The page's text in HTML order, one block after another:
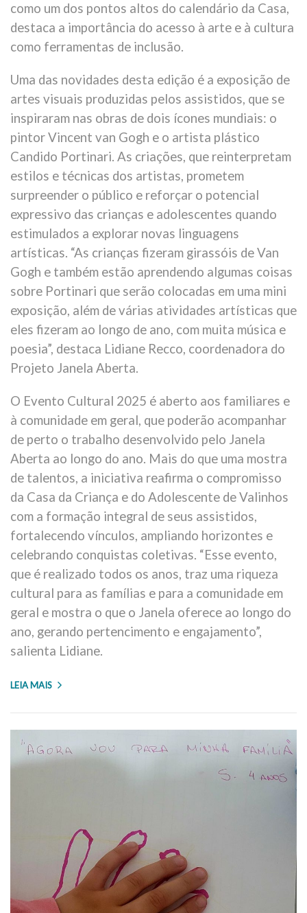
como um dos pontos altos do calendário da Casa,
destaca a importância do acesso à arte e à cultura
como ferramentas de inclusão.
Uma das novidades desta edição é a exposição de
artes visuais produzidas pelos assistidos, que se
inspiraram nas obras de dois ícones mundiais: o
pintor Vincent van Gogh e o artista plástico
Candido Portinari. As criações, que reinterpretam
estilos e técnicas dos artistas, prometem
surpreender o público e reforçar o potencial
expressivo das crianças e adolescentes quando
estimulados a explorar novas linguagens
artísticas. “As crianças fizeram girassóis de Van
Gogh e também estão aprendendo algumas coisas
sobre Portinari que serão colocadas em uma mini
exposição, além de várias atividades artísticas que
eles fizeram ao longo de ano, com muita música e
poesia”, destaca Lidiane Recco, coordenadora do
Projeto Janela Aberta.
O Evento Cultural 2025 é aberto aos familiares e
à comunidade em geral, que poderão acompanhar
de perto o trabalho desenvolvido pelo Janela
Aberta ao longo do ano. Mais do que uma mostra
de talentos, a iniciativa reafirma o compromisso
da Casa da Criança e do Adolescente de Valinhos
com a formação integral de seus assistidos,
fortalecendo vínculos, ampliando horizontes e
celebrando conquistas coletivas. “Esse evento,
que é realizado todos os anos, traz uma riqueza
cultural para as famílias e para a comunidade em
geral e mostra o que o Janela oferece ao longo do
ano, gerando pertencimento e engajamento”,
salienta Lidiane.
LEIA MAIS